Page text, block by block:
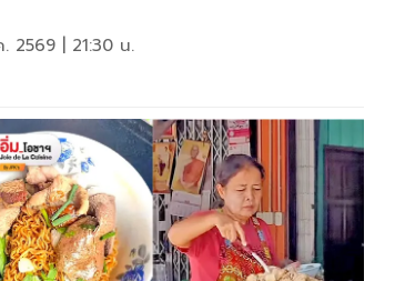
2569 | 21:30 น.